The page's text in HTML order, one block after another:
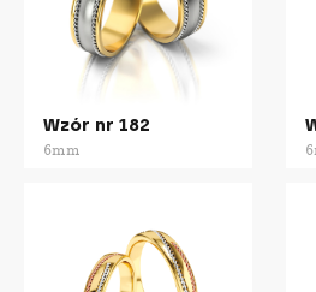
Wzór nr 182
6mm